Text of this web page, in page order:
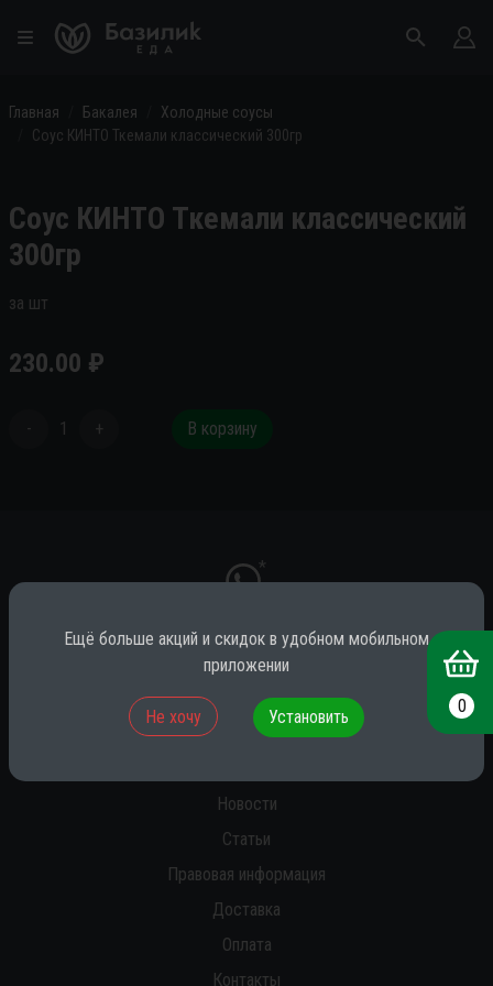
Главная Бакалея
Холодные соусы
Соус КИНТО Ткемали классический 300гр
Соус КИНТО Ткемали классический
300гр
за шт
230.00 ₽
- 1 + В корзину
*
* принадлежит компании Meta (признана экстремистской на территории
Новости
Статьи
Правовая информация
Доставка
Оплата
Контакты
0
Ещё больше акций и скидок в удобном мобильном
приложении
Не хочу Установить